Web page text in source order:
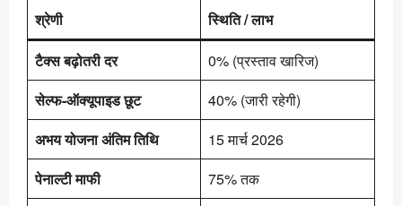
श्रेणी
स्थिति / लाभ
टैक्स बढ़ोतरी दर
0% (प्रस्ताव खारिज)
सेल्फ-ऑक्यूपाइड छूट
40% (जारी रहेगी)
अभय योजना अंतिम तिथि
15 मार्च 2026
पेनाल्टी माफी
75% तक